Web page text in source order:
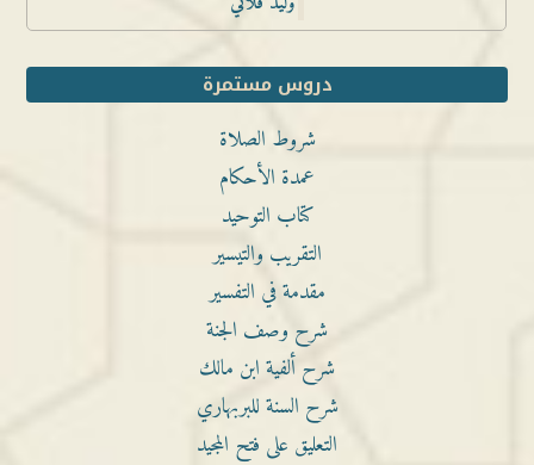
دروس مستمرة
شروط الصلاة
عمدة الأحكام
كتاب التوحيد
التقريب والتيسير
مقدمة في التفسير
شرح وصف الجنة
شرح ألفية ابن مالك
شرح السنة للبربهاري
التعليق على فتح المجيد